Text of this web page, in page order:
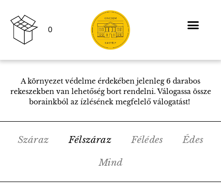
0
A környezet védelme érdekében jelenleg 6 darabos
rekeszekben van lehetőség bort rendelni. Válogassa össze
borainkból az ízlésének megfelelő válogatást!
Száraz Félszáraz Félédes
Édes
Mind